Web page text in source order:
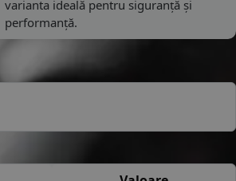
varianta ideală pentru siguranță și
performanță.